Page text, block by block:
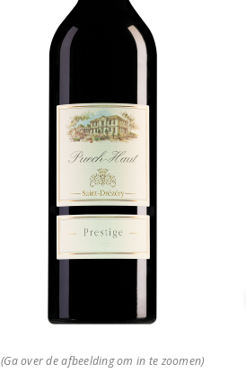
(Ga over de afbeelding om in te zoomen)